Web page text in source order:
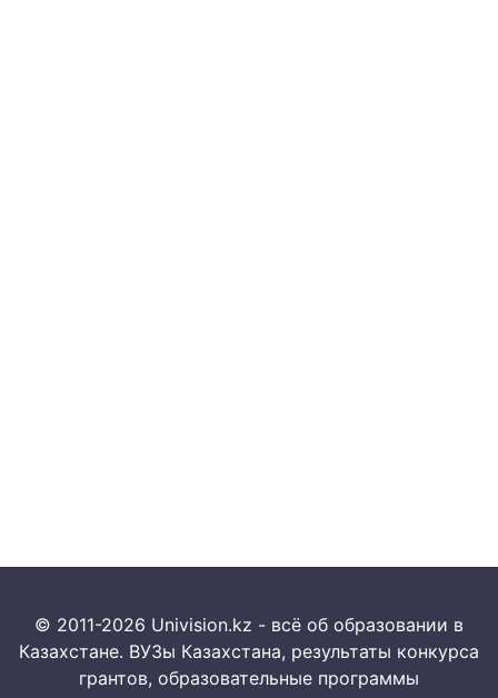
© 2011-2026 Univision.kz - всё об образовании в
Казахстане. ВУЗы Казахстана, результаты конкурса
грантов, образовательные программы